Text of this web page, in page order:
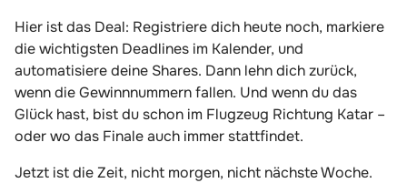
Hier ist das Deal: Registriere dich heute noch, markiere
die wichtigsten Deadlines im Kalender, und
automatisiere deine Shares. Dann lehn dich zurück,
wenn die Gewinnnummern fallen. Und wenn du das
Glück hast, bist du schon im Flugzeug Richtung Katar –
oder wo das Finale auch immer stattfindet.
Jetzt ist die Zeit, nicht morgen, nicht nächste Woche.